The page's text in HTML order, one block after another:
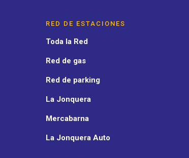
RED DE ESTACIONES
Toda la Red
Red de gas
Red de parking
La Jonquera
Mercabarna
La Jonquera Auto